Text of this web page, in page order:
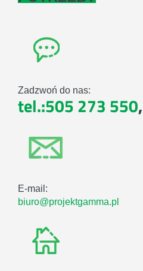
Zadzwoń do nas:
tel.:505 273 550,
E-mail:
biuro@projektgamma.pl